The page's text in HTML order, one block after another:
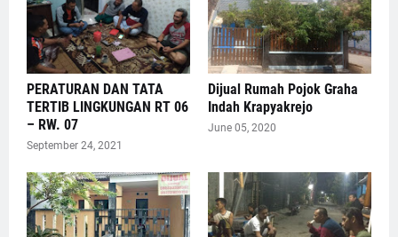
PERATURAN DAN TATA
TERTIB LINGKUNGAN RT 06
– RW. 07
September 24, 2021
Dijual Rumah Pojok Graha
Indah Krapyakrejo
June 05, 2020